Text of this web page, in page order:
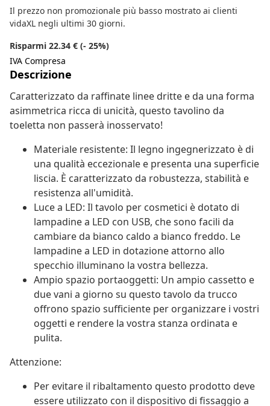
Il prezzo non promozionale più basso mostrato ai clienti
vidaXL negli ultimi 30 giorni.
Risparmi 22.34 € (- 25%)
IVA Compresa
Descrizione
Caratterizzato da raffinate linee dritte e da una forma
asimmetrica ricca di unicità, questo tavolino da
toeletta non passerà inosservato!
Materiale resistente: Il legno ingegnerizzato è di
una qualità eccezionale e presenta una superficie
liscia. È caratterizzato da robustezza, stabilità e
resistenza all'umidità.
Luce a LED: Il tavolo per cosmetici è dotato di
lampadine a LED con USB, che sono facili da
cambiare da bianco caldo a bianco freddo. Le
lampadine a LED in dotazione attorno allo
specchio illuminano la vostra bellezza.
Ampio spazio portaoggetti: Un ampio cassetto e
due vani a giorno su questo tavolo da trucco
offrono spazio sufficiente per organizzare i vostri
oggetti e rendere la vostra stanza ordinata e
pulita.
Attenzione:
Per evitare il ribaltamento questo prodotto deve
essere utilizzato con il dispositivo di fissaggio a